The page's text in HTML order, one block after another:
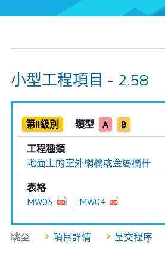
小型工程項目 - 2.58
第II級別 類型 A B
工程種類
地面上的室外網欄或金屬欄杆
表格
MW03
MW04
跳至 項目詳情 呈交程序